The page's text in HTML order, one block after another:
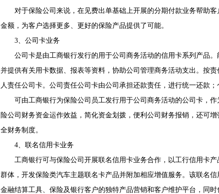
对于保险公司来说，在见费出单基础上开展的分期付款业务帮助客
金额，为客户选择更多、更好的保险产品提供了可能。
3、公司卡业务
公司卡是由工商银行发行的用于公司商务活动的信用卡系列产品。
并提供有关用卡数据、报表等资料，协助公司管理商务活动支出。按
人责任公司卡。公司责任公司卡由公司承担还款责任，进行统一还款
可由工商银行为保险公司员工发行用于公司商务活动的公司卡，作
险公司财务资金运作效益，简化资金划拨，便利公司财务报销，还可
全财务制度。
4、联名信用卡业务
工商银行可与保险公司开展联名信用卡业务合作，以工行信用卡产
群体，开发保险类汽车主题联名卡产品并附加相应增值服务。该联名
金融结算工具、保险及银行客户的独特产品营销和客户维护平台，同